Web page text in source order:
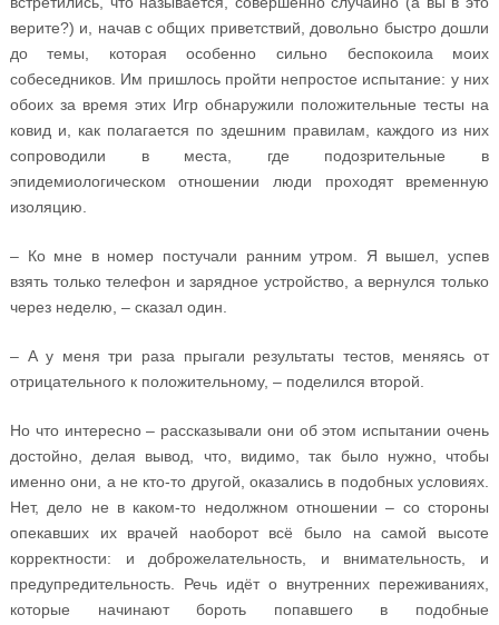
верите?) и, начав с общих приветствий, довольно быстро дошли
до темы, которая особенно сильно беспокоила моих
собеседников. Им пришлось пройти непростое испытание: у них
обоих за время этих Игр обнаружили положительные тесты на
ковид и, как полагается по здешним правилам, каждого из них
сопроводили в места, где подозрительные в
эпидемиологическом отношении люди проходят временную
изоляцию.
– Ко мне в номер постучали ранним утром. Я вышел, успев
взять только телефон и зарядное устройство, а вернулся только
через неделю, – сказал один.
– А у меня три раза прыгали результаты тестов, меняясь от
отрицательного к положительному, – поделился второй.
Но что интересно – рассказывали они об этом испытании очень
достойно, делая вывод, что, видимо, так было нужно, чтобы
именно они, а не кто-то другой, оказались в подобных условиях.
Нет, дело не в каком-то недолжном отношении – со стороны
опекавших их врачей наоборот всё было на самой высоте
корректности: и доброжелательность, и внимательность, и
предупредительность. Речь идёт о внутренних переживаниях,
которые начинают бороть попавшего в подобные